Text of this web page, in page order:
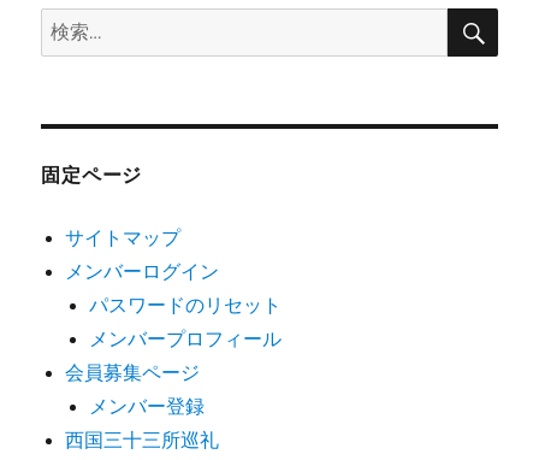
検
索:
検
固定ページ
サイトマップ
メンバーログイン
パスワードのリセット
メンバープロフィール
会員募集ページ
メンバー登録
西国三十三所巡礼